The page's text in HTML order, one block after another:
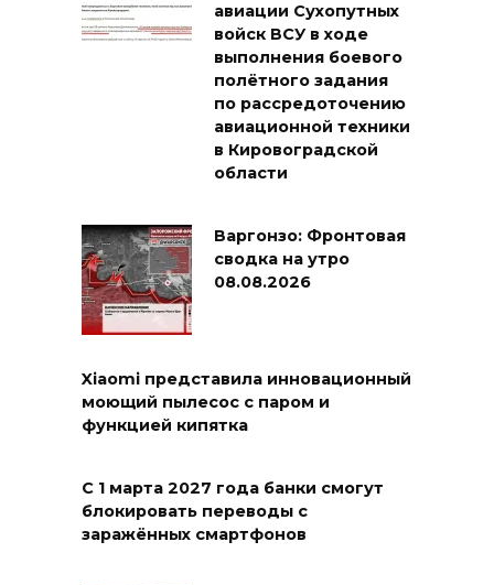
авиации Сухопутных
войск ВСУ в ходе
выполнения боевого
полётного задания
по рассредоточению
авиационной техники
в Кировоградской
области
Варгонзо: Фронтовая
сводка на утро
08.08.2026
Xiaomi представила инновационный
моющий пылесос с паром и
функцией кипятка
С 1 марта 2027 года банки смогут
блокировать переводы с
заражённых смартфонов